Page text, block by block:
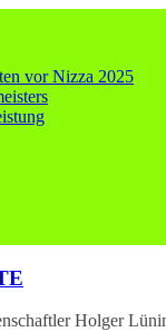
vor Nizza 2025
Holger